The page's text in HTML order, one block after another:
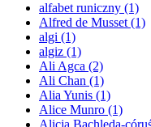
alfabet runiczny (1)
Alfred de Musset (1)
algi (1)
algiz (1)
Ali Agca (2)
Ali Chan (1)
Alia Yunis (1)
Alice Munro (1)
Alicja Bachleda-